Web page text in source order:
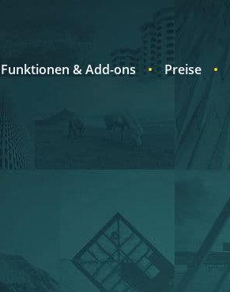
Funktionen & Add-ons Preise